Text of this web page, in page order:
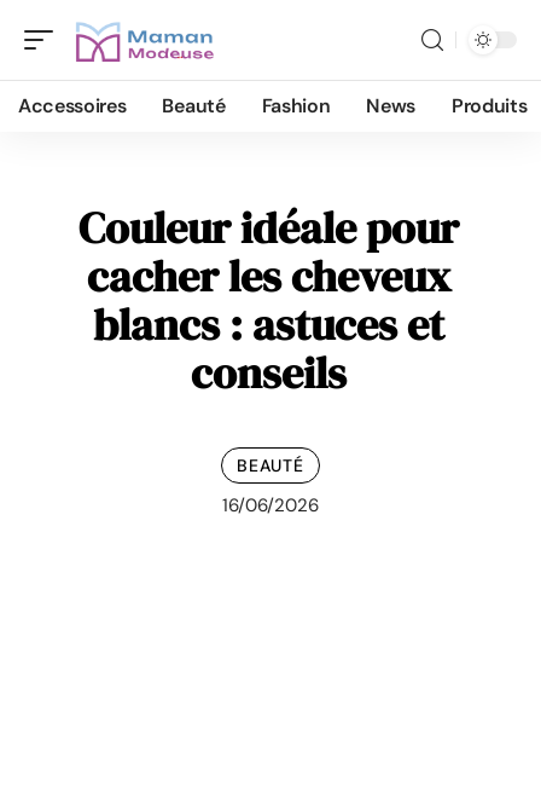
Accessoires Beauté Fashion News Produits
Couleur idéale pour
cacher les cheveux
blancs : astuces et
conseils
BEAUTÉ
16/06/2026